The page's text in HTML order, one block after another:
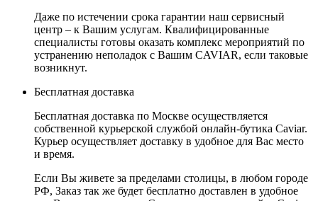
Даже по истечении срока гарантии наш сервисный
центр – к Вашим услугам. Квалифицированные
специалисты готовы оказать комплекс мероприятий по
устранению неполадок с Вашим CAVIAR, если таковые
возникнут.
Бесплатная доставка
Бесплатная доставка по Москве осуществляется
собственной курьерской службой онлайн-бутика Caviar.
Курьер осуществляет доставку в удобное для Вас место
и время.
Если Вы живете за пределами столицы, в любом городе
РФ, Заказ так же будет бесплатно доставлен в удобное